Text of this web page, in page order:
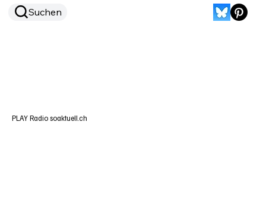
Suchen
PLAY Radio soaktuell.ch